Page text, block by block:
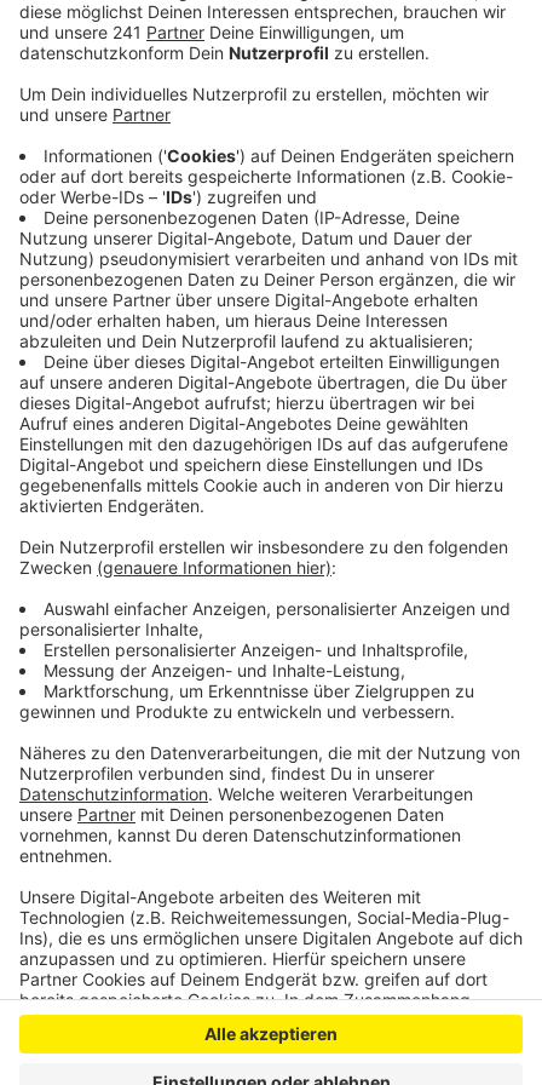
Anzeige
Stadt mit.
Veröffentlicht:Dienstag, 01.07.2025 18:23
Anzeige
Neuer einjähriger Verkehrsversuch
Anzeige
Weil dann auf den Straßen weniger los ist, rechnet
man nicht mit größeren Problemen. Sechs Wochen
sollen die Arbeiten etwa dauern, der Verkehr soll in
beiden Richtungen aber weiterfließen. Ob die Fristen
eingehalten werden, hänge aber auch vom Wetter ab,
sagt die Stadt. Sind die Straßenmarkierungen
an der Adenauerallee aufgebaut. Mindestens zwölf
Monate lang sollen sie Daten über den Verkehr
sammeln; ein externes Büro wird sie auswerten. Die
Bezirksregierung hatte die Stadt Bonn nochmal auf die
Notwendigkeit dieses Versuchs hingewiesen.
Anzeige
Anzeige